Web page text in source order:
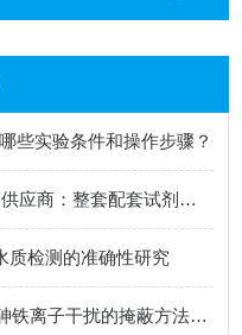
些实验条件和操作步骤？
2026E+H 硅表分析仪试剂套装供应商：整套配套试剂，适配电厂在线监测场景
质检测的准确性研究
总磷预制试剂显色异常分析：砷铁离子干扰的掩蔽方法与质控样验证